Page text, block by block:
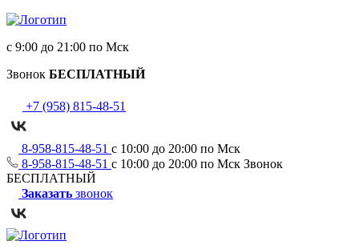
с 9:00 до 21:00 по Мск
Звонок БЕСПЛАТНЫЙ
+7 (958) 815-48-51
8-958-815-48-51 с 10:00 до 20:00 по Мск
8-958-815-48-51 с 10:00 до 20:00 по Мск Звонок
БЕСПЛАТНЫЙ
Заказать звонок